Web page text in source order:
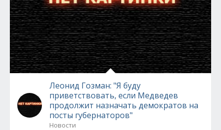
Леонид Гозман: "Я буду
приветствовать, если Медведев
продолжит назначать демократов на
посты губернаторов"
Новости